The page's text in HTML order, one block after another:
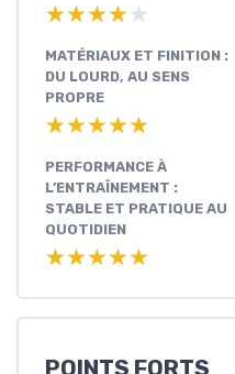
★★★★★
★★★★★
MATÉRIAUX ET FINITION :
DU LOURD, AU SENS
PROPRE
★★★★★
★★★★★
PERFORMANCE À
L’ENTRAÎNEMENT :
STABLE ET PRATIQUE AU
QUOTIDIEN
★★★★★
★★★★★
POINTS FORTS